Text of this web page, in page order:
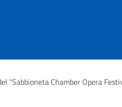
“Sabbioneta Chamber Opera